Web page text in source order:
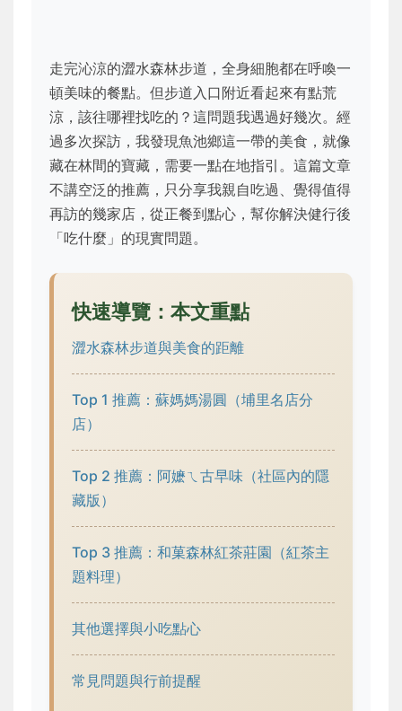
走完沁涼的澀水森林步道，全身細胞都在呼喚一
頓美味的餐點。但步道入口附近看起來有點荒
涼，該往哪裡找吃的？這問題我遇過好幾次。經
過多次探訪，我發現魚池鄉這一帶的美食，就像
藏在林間的寶藏，需要一點在地指引。這篇文章
不講空泛的推薦，只分享我親自吃過、覺得值得
再訪的幾家店，從正餐到點心，幫你解決健行後
「吃什麼」的現實問題。
快速導覽：本文重點
澀水森林步道與美食的距離
Top 1 推薦：蘇媽媽湯圓（埔里名店分
店）
Top 2 推薦：阿嬷ㄟ古早味（社區內的隱
藏版）
Top 3 推薦：和菓森林紅茶莊園（紅茶主
題料理）
其他選擇與小吃點心
常見問題與行前提醒